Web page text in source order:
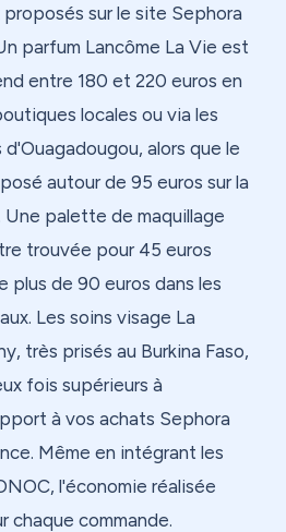
proposés sur le site Sephora
parfum Lancôme La Vie est
entre 180 et 220 euros en
locales ou via les
alors que le
autour de 95 euros sur la
palette de maquillage
trouvée pour 45 euros
plus de 90 euros dans les
Les soins visage La
très prisés au Burkina Faso,
fois supérieurs à
à vos achats Sephora
Même en intégrant les
l'économie réalisée
chaque commande.